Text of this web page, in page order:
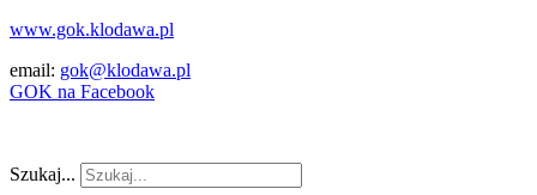
www.gok.klodawa.pl
email: gok@klodawa.pl
GOK na Facebook
Szukaj...